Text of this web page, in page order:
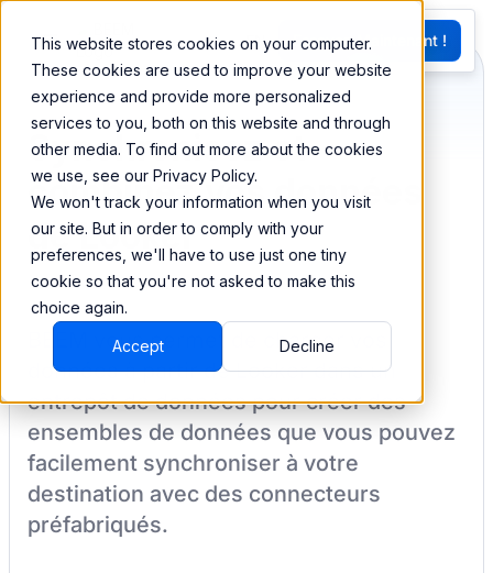
This website stores cookies on your computer.
These cookies are used to improve your website
experience and provide more personalized
services to you, both on this website and through
other media. To find out more about the cookies
we use, see our Privacy Policy.
We won't track your information when you visit
our site. But in order to comply with your
preferences, we'll have to use just one tiny
cookie so that you're not asked to make this
choice again.
Accept Decline
EN
G
Essayez Maintenant !
Synchronisez et
combinez vos données
de Looker
BEEM vous permet de charger vos
données à partir deLookerdans un
entrepôt de données pour créer des
ensembles de données que vous pouvez
facilement synchroniser à votre
destination avec des connecteurs
préfabriqués.